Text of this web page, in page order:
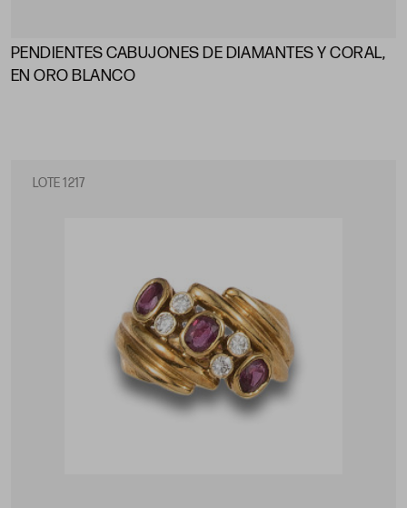
PENDIENTES CABUJONES DE DIAMANTES Y CORAL,
EN ORO BLANCO
LOTE 1217